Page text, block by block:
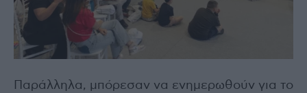
Παράλληλα, μπόρεσαν να ενημερωθούν για το